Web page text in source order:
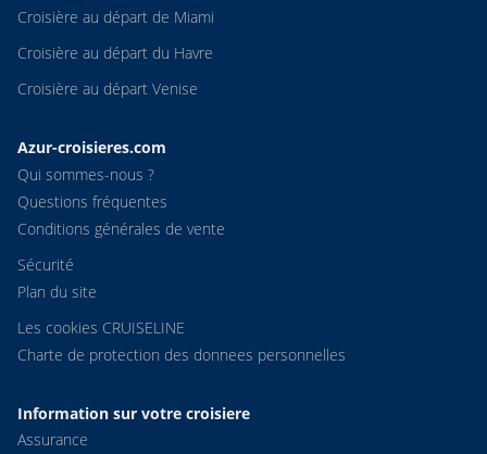
Croisière au départ de Miami
Croisière au départ du Havre
Croisière au départ Venise
Azur-croisieres.com
Qui sommes-nous ?
Questions fréquentes
Conditions générales de vente
Sécurité
Plan du site
Les cookies CRUISELINE
Charte de protection des donnees personnelles
Information sur votre croisiere
Assurance